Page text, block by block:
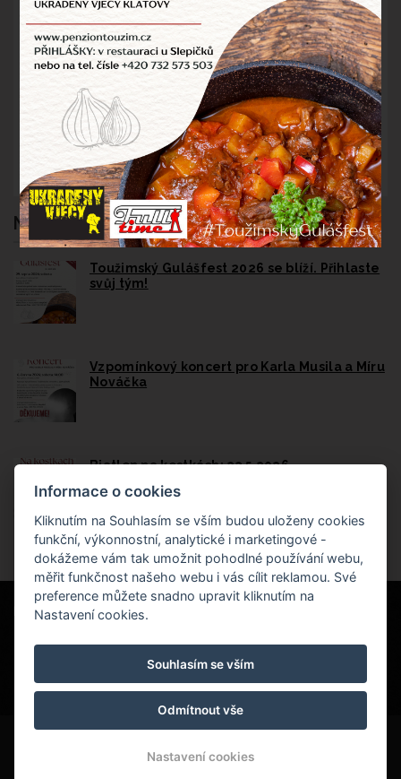
Novinky
Toužimský Gulášfest 2026 se blíží. Přihlaste
svůj tým!
Vzpomínkový koncert pro Karla Musila a Míru
Nováčka
Biatlon na kostkách: 23.5.2026
Penzion a restaurace U Vladaře
penzionvladar@email.cz +420 604 938 188
Penzion U Vladařev Toužimihodnocení
Informace o cookies
Kliknutím na Souhlasím se vším budou uloženy cookies
funkční, výkonnostní, analytické i marketingové -
dokážeme vám tak umožnit pohodlné používání webu,
měřit funkčnost našeho webu i vás cílit reklamou. Své
preference můžete snadno upravit kliknutím na
Nastavení cookies.
Souhlasím se vším
Odmítnout vše
Nastavení cookies